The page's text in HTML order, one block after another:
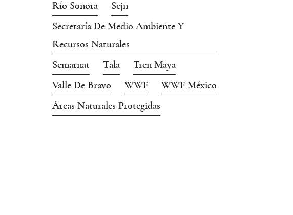
Río Sonora
Scjn
Secretaría De Medio Ambiente Y
Recursos Naturales
Semarnat
Tala
Tren Maya
Valle De Bravo
WWF
WWF México
Áreas Naturales Protegidas